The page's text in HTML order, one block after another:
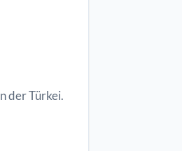
der Türkei.